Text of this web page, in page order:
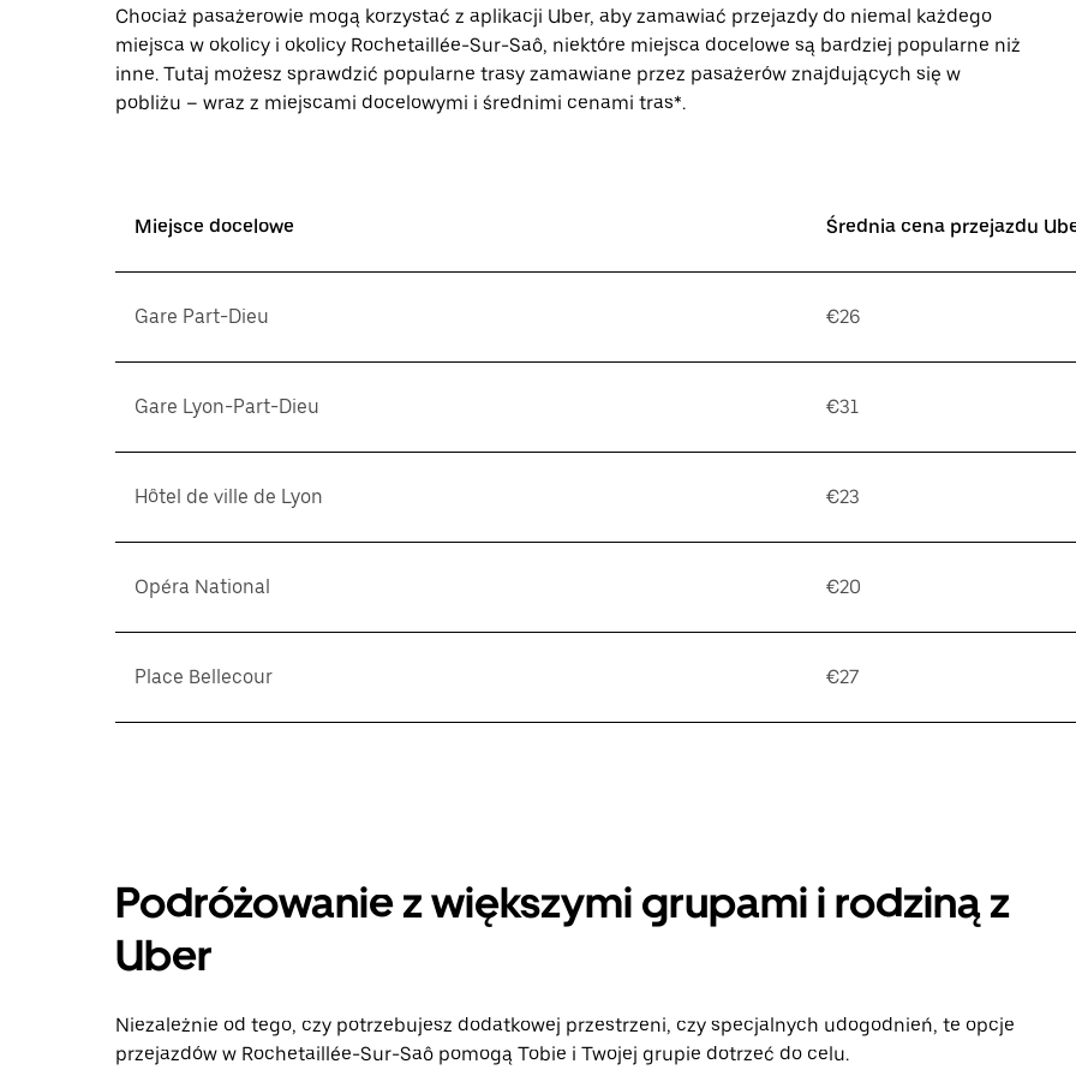
Chociaż pasażerowie mogą korzystać z aplikacji Uber, aby zamawiać przejazdy do niemal każdego
miejsca w okolicy i okolicy Rochetaillée-Sur-Saô, niektóre miejsca docelowe są bardziej popularne niż
inne. Tutaj możesz sprawdzić popularne trasy zamawiane przez pasażerów znajdujących się w
pobliżu – wraz z miejscami docelowymi i średnimi cenami tras*.
Miejsce docelowe Średnia cena przejazdu
Gare Part-Dieu €26
Gare Lyon-Part-Dieu €31
Hôtel de ville de Lyon €23
Opéra National €20
Place Bellecour €27
Podróżowanie z większymi grupami i rodziną z
Uber
Niezależnie od tego, czy potrzebujesz dodatkowej przestrzeni, czy specjalnych udogodnień, te opcje
przejazdów w Rochetaillée-Sur-Saô pomogą Tobie i Twojej grupie dotrzeć do celu.